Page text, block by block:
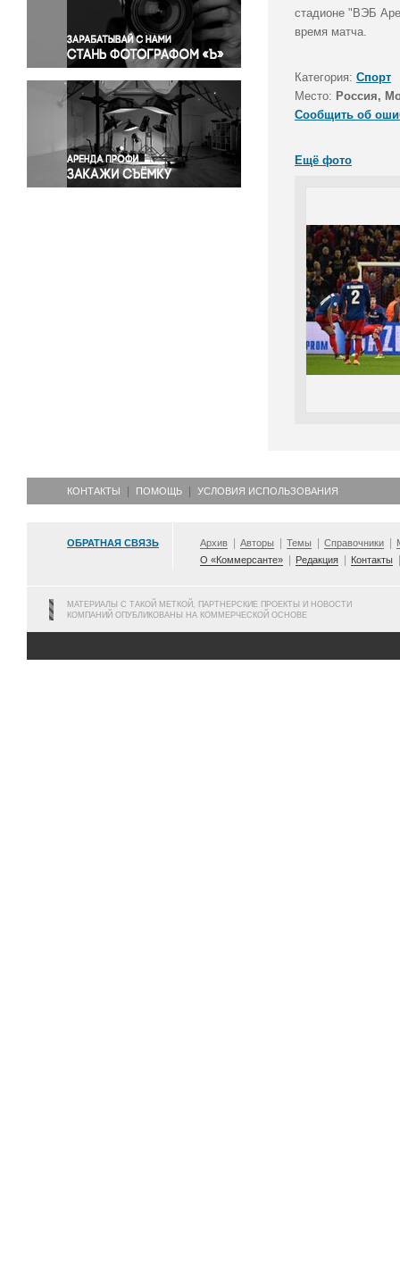
Правосудие
Происшествия и конфликты
Религия
Светская жизнь
Спорт
Экология
Экономика и бизнес
стадионе "ВЭБ
время матча.
Категория: Спорт
Место: Россия,
Сообщить об
Ещё фото
КОНТАКТЫ ПОМОЩЬ УСЛОВИЯ ИСПОЛЬЗОВАНИЯ
ОБРАТНАЯ СВЯЗЬ Архив Авторы Темы Справочники
О «Коммерсанте»
Редакция Контакты
МАТЕРИАЛЫ С ТАКОЙ МЕТКОЙ, ПАРТНЕРСКИЕ ПРОЕКТЫ И НОВОСТИ
КОМПАНИЙ ОПУБЛИКОВАНЫ НА КОММЕРЧЕСКОЙ ОСНОВЕ